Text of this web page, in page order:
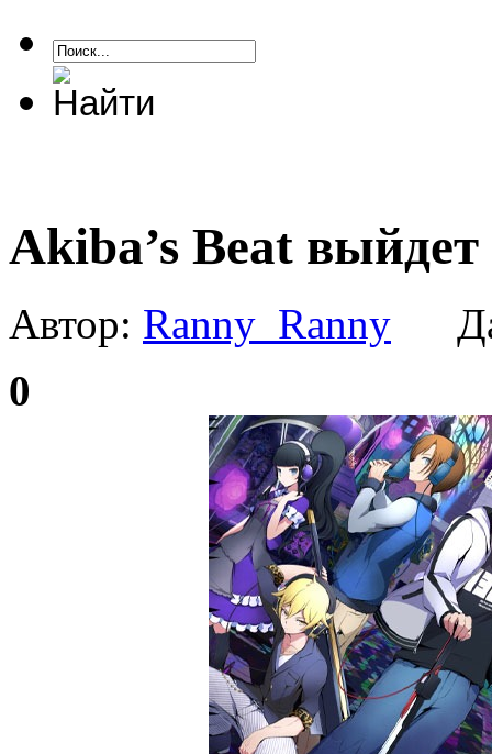
Akiba’s Beat
Автор: Ranny_Ranny
0